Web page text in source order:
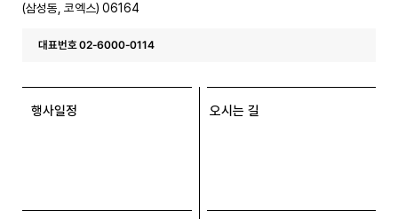
(삼성동, 코엑스) 06164
대표번호 02-6000-0114
행사일정 오시는 길